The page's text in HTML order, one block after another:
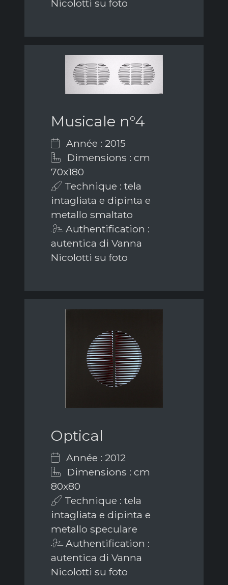
Nicolotti su foto
Musicale n°4
Année : 2015
Dimensions : cm
70x180
Technique : tela
intagliata e dipinta e
metallo smaltato
Authentification :
autentica di Vanna
Nicolotti su foto
Optical
Année : 2012
Dimensions : cm
80x80
Technique : tela
intagliata e dipinta e
metallo speculare
Authentification :
autentica di Vanna
Nicolotti su foto